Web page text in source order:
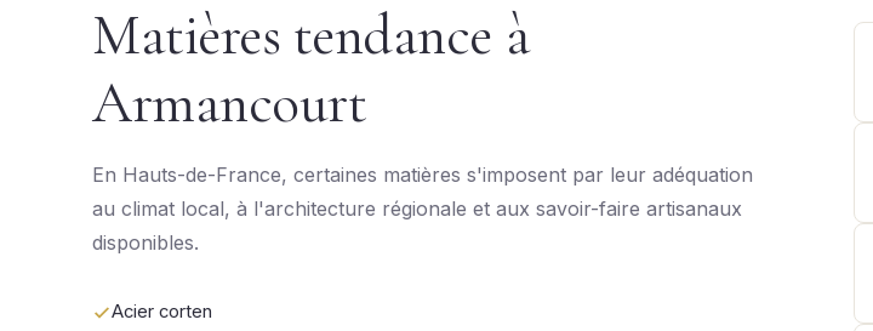
Matières tendance à
Armancourt
En Hauts-de-France, certaines matières s'imposent par leur adéquation
au climat local, à l'architecture régionale et aux savoir-faire artisanaux
disponibles.
Acier corten